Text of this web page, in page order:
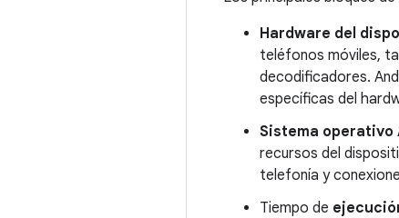
Hardware del
teléfonos móviles,
decodificadores.
específicas del
Sistema operativo
recursos del
telefonía y
Tiempo de